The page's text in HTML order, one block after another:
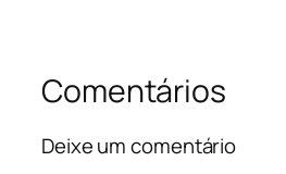
Comentários
Deixe um comentário